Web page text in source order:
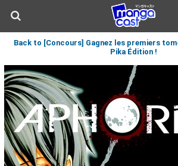
Back to [Concours] Gagnez les premiers
Pika Édition !